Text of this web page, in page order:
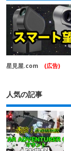
星見屋.com (広告)
人気の記事